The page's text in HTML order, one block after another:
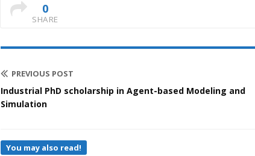
0
SHARE
PREVIOUS POST
Industrial PhD scholarship in Agent-based Modeling and
Simulation
You may also read!